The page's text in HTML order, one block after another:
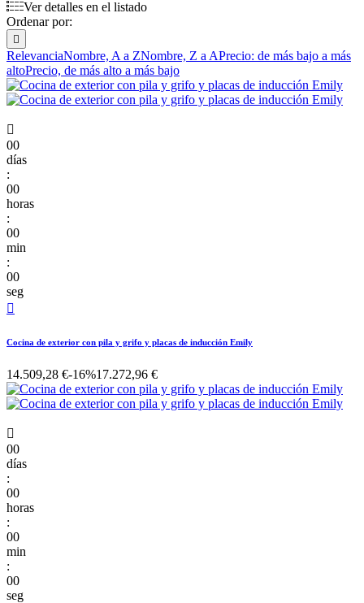
Ver detalles en el listado
Ordenar por:

RelevanciaNombre, A a ZNombre, Z a APrecio: de más bajo a más
altoPrecio, de más alto a más bajo

00
días
:
00
horas
:
00
min
:
00
seg

Cocina de exterior con pila y grifo y placas de inducción Emily
14.509,28 €-16%17.272,96 €

00
días
:
00
horas
:
00
min
:
00
seg